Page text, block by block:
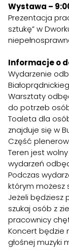
Wystawa –
Prezentacja
sztukę” w
Informacje o
Wydarzenie
Warsztaty
do potrzeb
Toaleta dla
znajduje się w
Część
Teren jest
wydarzeń
Podczas
którym możesz
Jeżeli
szukaj osób z
pracownicy
Koncert będzie
głośnej muzyki